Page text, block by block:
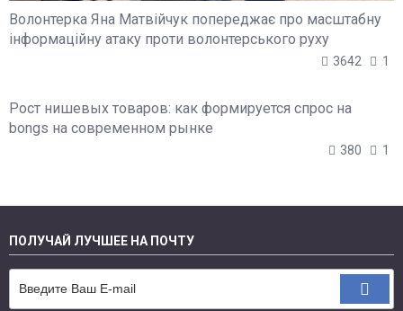
Волонтерка Яна Матвійчук попереджає про масштабну
інформаційну атаку проти волонтерського руху
3642 1
Рост нишевых товаров: как формируется спрос на
bongs на современном рынке
380 1
ПОЛУЧАЙ ЛУЧШЕЕ НА ПОЧТУ